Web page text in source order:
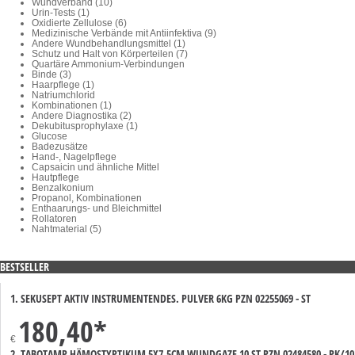
Urin-Tests (1)
Oxidierte Zellulose (6)
Medizinische Verbände mit Antiinfektiva (9)
Andere Wundbehandlungsmittel (1)
Schutz und Halt von Körperteilen (7)
Quartäre Ammonium-Verbindungen
Binde (3)
Haarpflege (1)
Natriumchlorid
Kombinationen (1)
Andere Diagnostika (2)
Dekubitusprophylaxe (1)
Glucose
Badezusätze
Hand-, Nagelpflege
Capsaicin und ähnliche Mittel
Hautpflege
Benzalkonium
Propanol, Kombinationen
Enthaarungs- und Bleichmittel
Rollatoren
Nahtmaterial (5)
BESTSELLER
1. SEKUSEPT AKTIV INSTRUMENTENDES. PULVER 6KG PZN 02255069 - ST
€ 180,40*